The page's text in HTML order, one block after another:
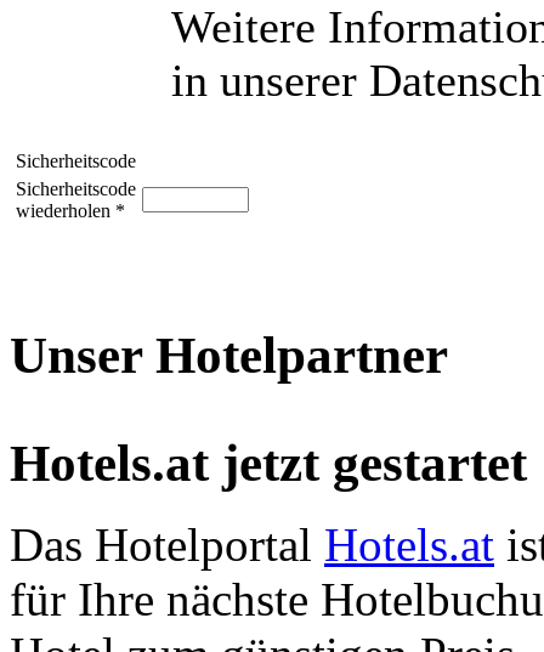
Weitere
in unserer
Sicherheitscode
Sicherheitscode
wiederholen *
Unser Hotelpartner
Hotels.at jetzt gestartet
Das Hotelportal Hotels.at
für Ihre nächste